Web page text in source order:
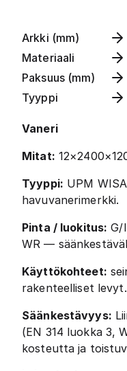
Arkki (mm)
Materiaali
Paksuus (mm)
Tyyppi
Vaneri
Mitat:
Tyyppi: UPM
havuvanerimerkki.
Pinta / luokitus: G/
WR —
Käyttökohteet:
rakenteelliset levyt.
Säänkestävyys:
(EN 314 luokka 3,
kosteutta ja